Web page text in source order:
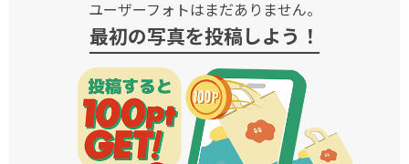
ユーザーフォトはまだありません。
最初の写真を投稿しよう！